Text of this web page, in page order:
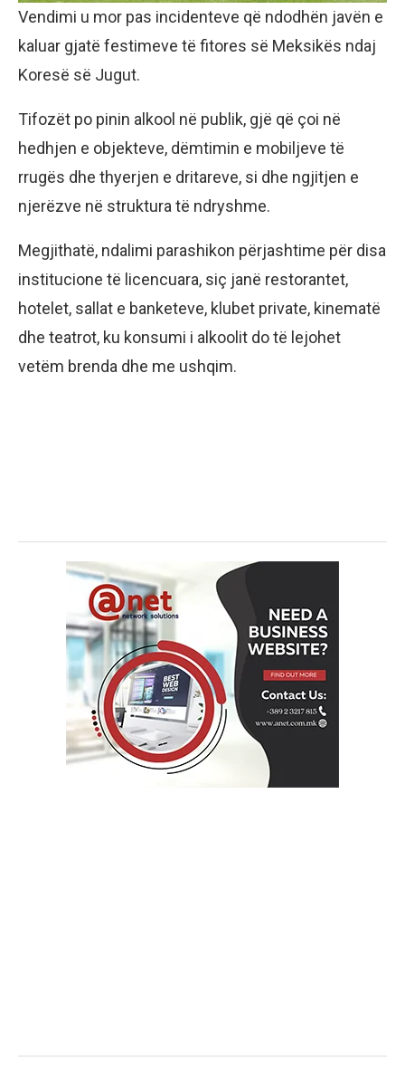
Vendimi u mor pas incidenteve që ndodhën javën e
kaluar gjatë festimeve të fitores së Meksikës ndaj
Koresë së Jugut.
Tifozët po pinin alkool në publik, gjë që çoi në
hedhjen e objekteve, dëmtimin e mobiljeve të
rrugës dhe thyerjen e dritareve, si dhe ngjitjen e
njerëzve në struktura të ndryshme.
Megjithatë, ndalimi parashikon përjashtime për disa
institucione të licencuara, siç janë restorantet,
hotelet, sallat e banketeve, klubet private, kinematë
dhe teatrot, ku konsumi i alkoolit do të lejohet
vetëm brenda dhe me ushqim.